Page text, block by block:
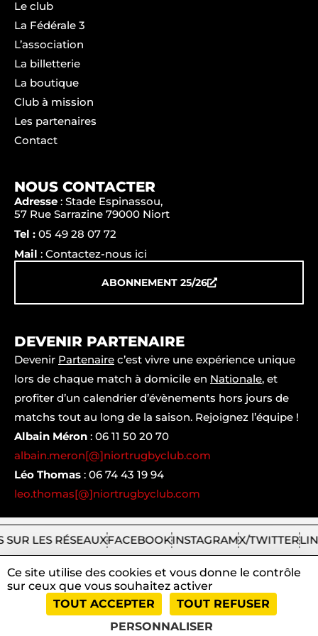
Le club
La Fédérale 3
L’association
La billetterie
La boutique
Club à mission
Les partenaires
Contact
NOUS CONTACTER
Adresse : Stade Espinassou,
57 Rue Sarrazine 79000 Niort
Tel : 05 49 28 07 72
Mail : Contactez-nous ici
ABONNEMENT 25/26
DEVENIR PARTENAIRE
Devenir Partenaire c’est vivre une expérience unique
lors de chaque match à domicile en Nationale, et
profiter d’un calendrier d’évènements hors jours de
matchs tout au long de la saison. Rejoignez l’équipe !
Albain Méron : 06 11 50 20 70
albain.meron[@]niortrugbyclub.com
Léo Thomas : 06 74 43 19 94
leo.thomas[@]niortrugbyclub.com
LES RÉSEAUXFACEBOOKINSTAGRAMX/TWITTER
Niort
2026
|Mentions
|Tous
|
Ce site utilise des cookies et vous donne le contrôle
sur ceux que vous souhaitez activer
TOUT ACCEPTER
TOUT REFUSER
PERSONNALISER